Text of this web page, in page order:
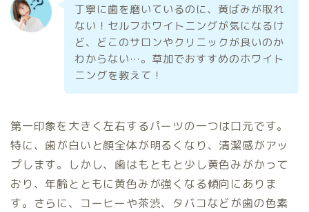
丁寧に歯を磨いているのに、黄ばみが取れ
ない！セルフホワイトニングが気になるけ
ど、どこのサロンやクリニックが良いのか
わからない…。草加でおすすめのホワイト
ニングを教えて！
第一印象を大きく左右するパーツの一つは口元です。
特に、歯が白いと顔全体が明るくなり、清潔感がアッ
プします。しかし、歯はもともと少し黄色みがかって
おり、年齢とともに黄色みが強くなる傾向にありま
す。さらに、コーヒーや茶渋、タバコなどが歯の色素